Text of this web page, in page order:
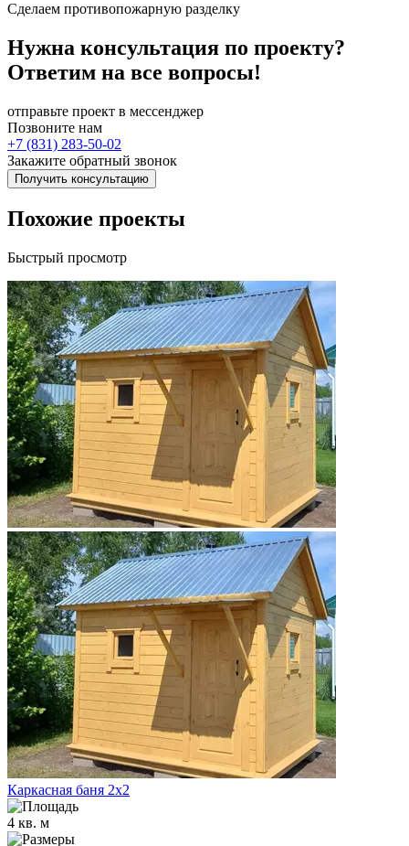
Сделаем противопожарную разделку
Нужна консультация по проекту?
Ответим на все вопросы!
отправьте проект в мессенджер
Позвоните нам
+7 (831) 283-50-02
Закажите обратный звонок
Получить консультацию
Похожие проекты
Быстрый просмотр
Каркасная баня 2х2
4 кв. м